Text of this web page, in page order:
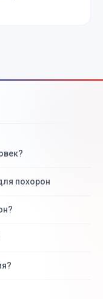
похорон